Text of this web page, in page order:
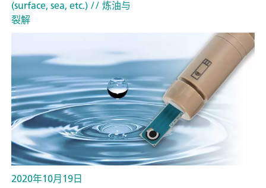
(surface, sea, etc.)// 炼油与
裂解
2020年10月19日